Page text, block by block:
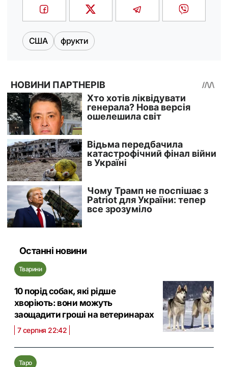
США фрукти
Останні новини
Тварини
10 порід собак, які рідше
хворіють: вони можуть
заощадити гроші на ветеринарах
7 серпня 22:42
Таро